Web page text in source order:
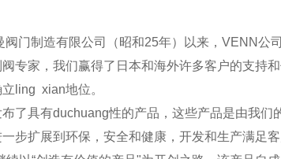
阀门制造有限公司（昭和25年）以来，VENN公
专家，我们赢得了日本和海外许多客户的支持
ling xian地位。
了具有duchuang性的产品，这些产品是由我们
步扩展到环保，安全和健康，开发和生产满足